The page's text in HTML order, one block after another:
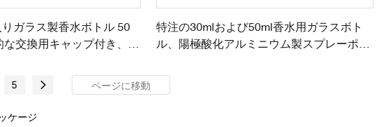
ガラス製香水ボトル 50
交換用キャップ付き、
ポンプ
特注の30mlおよび50ml香水用ガラスボト
ル、陽極酸化アルミニウム製スプレーポン
プ
5
ケージ